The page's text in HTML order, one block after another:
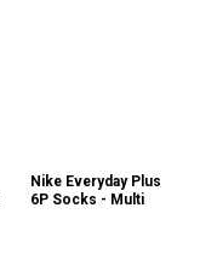
Nike Everyday Plus
6P Socks - Multi